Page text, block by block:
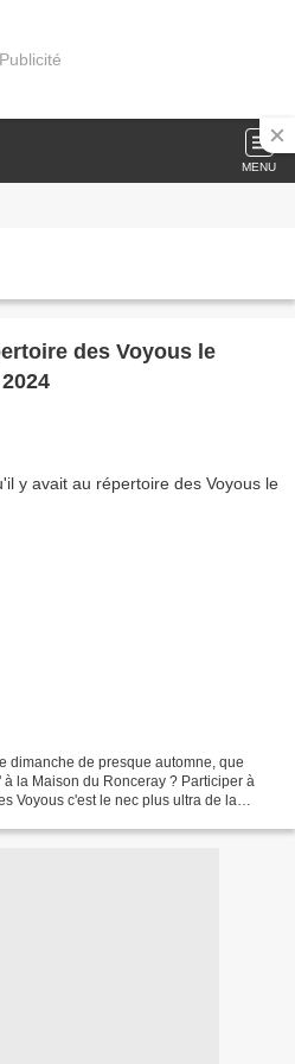
Publicité
MENU
des Voyous le
dimanche de presque automne, que
la Maison du Ronceray ? Participer à
Voyous c'est le nec plus ultra de la